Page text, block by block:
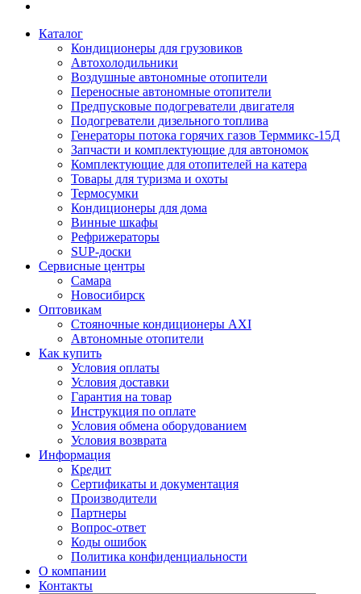
Каталог
Кондиционеры для грузовиков
Автохолодильники
Воздушные автономные отопители
Переносные автономные отопители
Предпусковые подогреватели двигателя
Подогреватели дизельного топлива
Генераторы потока горячих газов Терммикс-15Д
Запчасти и комплектующие для автономок
Комплектующие для отопителей на катера
Товары для туризма и охоты
Термосумки
Кондиционеры для дома
Винные шкафы
Рефрижераторы
SUP-доски
Сервисные центры
Самара
Новосибирск
Оптовикам
Стояночные кондиционеры AXI
Автономные отопители
Как купить
Условия оплаты
Условия доставки
Гарантия на товар
Инструкция по оплате
Условия обмена оборудованием
Условия возврата
Информация
Кредит
Сертификаты и документация
Производители
Партнеры
Вопрос-ответ
Коды ошибок
Политика конфиденциальности
О компании
Контакты